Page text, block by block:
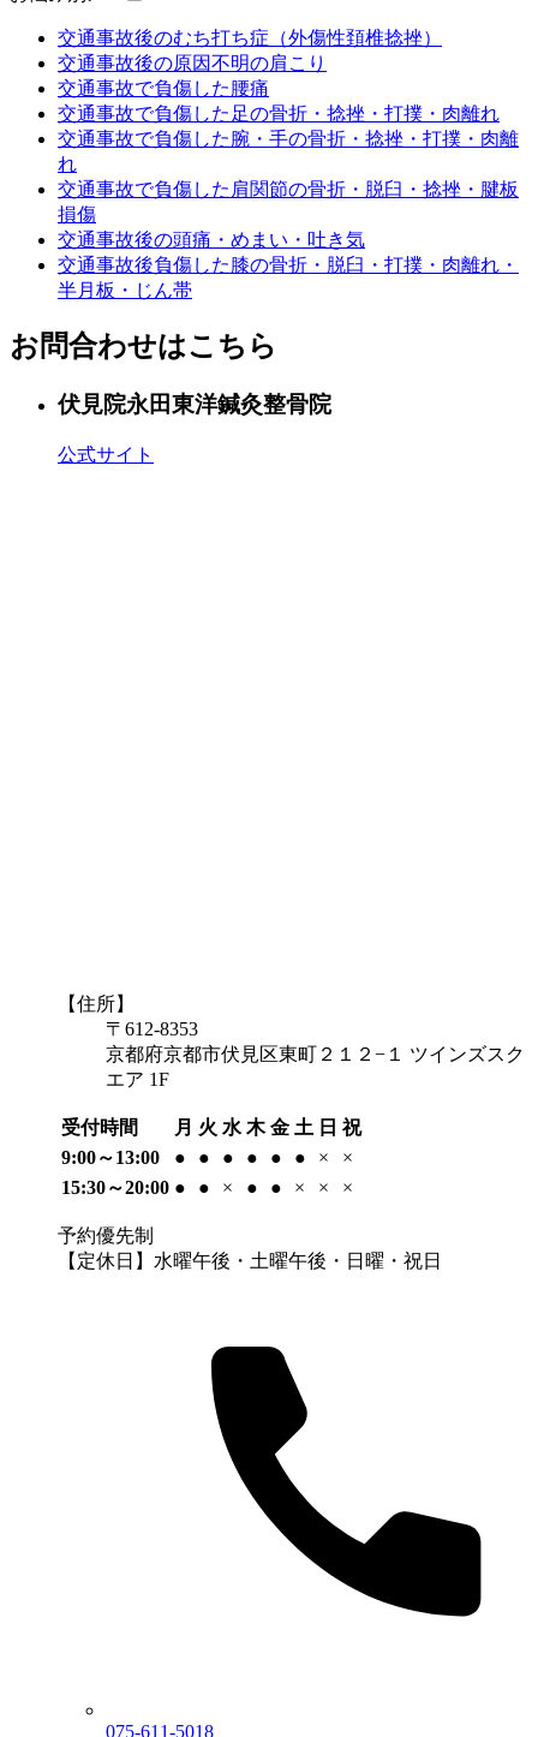
交通事故後のむち打ち症（外傷性頚椎捻挫）
交通事故後の原因不明の肩こり
交通事故で負傷した腰痛
交通事故で負傷した足の骨折・捻挫・打撲・肉離れ
交通事故で負傷した腕・手の骨折・捻挫・打撲・肉離
れ
交通事故で負傷した肩関節の骨折・脱臼・捻挫・腱板
損傷
交通事故後の頭痛・めまい・吐き気
交通事故後負傷した膝の骨折・脱臼・打撲・肉離れ・
半月板・じん帯
お問合わせはこちら
伏見院永田東洋鍼灸整骨院
公式サイト
【住所】
〒612-8353
京都府京都市伏見区東町２１２−１ ツインズスク
エア 1F
受付時間 月 火 水 木 金 土 日 祝
9:00～13:00
● ● ● ● ● ● ×
×
15:30～20:00 ● ● × ● ● × × ×
予約優先制
【定休日】水曜午後・土曜午後・日曜・祝日
075-611-5018